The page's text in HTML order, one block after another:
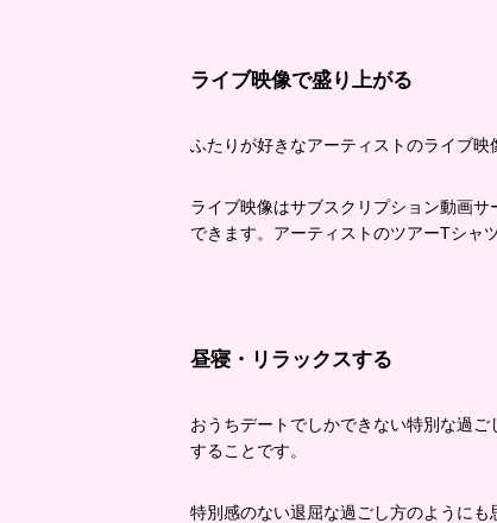
ライブ映像で盛り上がる
ふたりが好きなアーティストのライブ映
ライブ映像はサブスクリプション動画
できます。アーティストのツアーTシャ
昼寝・リラックスする
おうちデートでしかできない特別な過
することです。
特別感のない退屈な過ごし方のようにも